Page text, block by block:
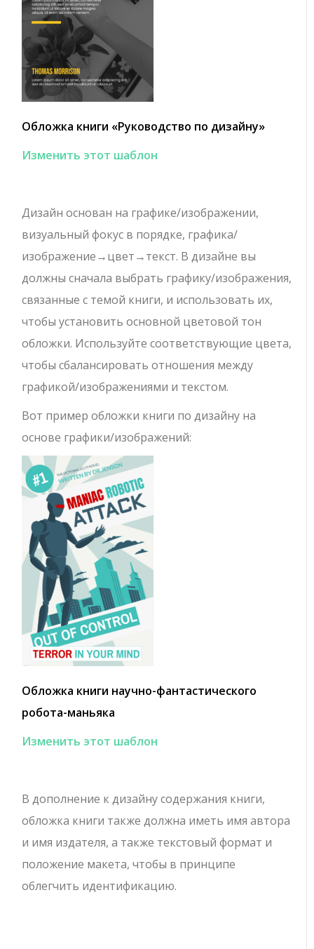
Обложка книги «Руководство по дизайну»
Изменить этот шаблон
Дизайн основан на графике/изображении,
визуальный фокус в порядке, графика/
изображение→цвет→текст. В дизайне вы
должны сначала выбрать графику/изображения,
связанные с темой книги, и использовать их,
чтобы установить основной цветовой тон
обложки. Используйте соответствующие цвета,
чтобы сбалансировать отношения между
графикой/изображениями и текстом.
Вот пример обложки книги по дизайну на
основе графики/изображений:
Обложка книги научно-фантастического
робота-маньяка
Изменить этот шаблон
В дополнение к дизайну содержания книги,
обложка книги также должна иметь имя автора
и имя издателя, а также текстовый формат и
положение макета, чтобы в принципе
облегчить идентификацию.